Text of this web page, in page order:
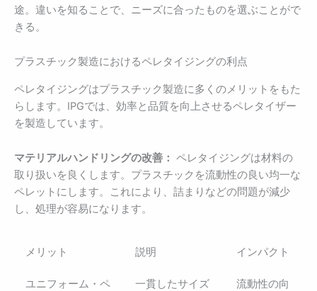
途。違いを知ることで、ニーズに合ったものを選ぶことがで
きる。
プラスチック製造におけるペレタイジングの利点
ペレタイジングはプラスチック製造に多くのメリットをもた
らします。IPGでは、効率と品質を向上させるペレタイザー
を製造しています。
マテリアルハンドリングの改善： ペレタイジングは材料の
取り扱いを良くします。プラスチックを流動性の良い均一な
ペレットにします。これにより、詰まりなどの問題が減少
し、処理が容易になります。
メリット 説明 インパクト
ユニフォーム・ペ
一貫したサイズ
流動性の向